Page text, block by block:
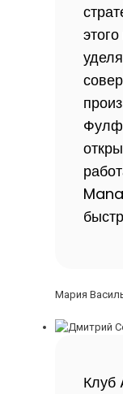
Мария
Клуб